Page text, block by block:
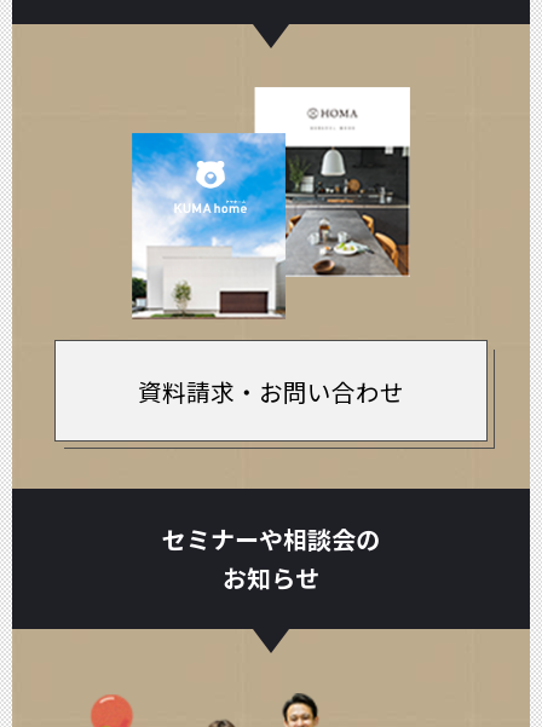
資料請求・お問い合わせ
セミナーや相談会の
お知らせ